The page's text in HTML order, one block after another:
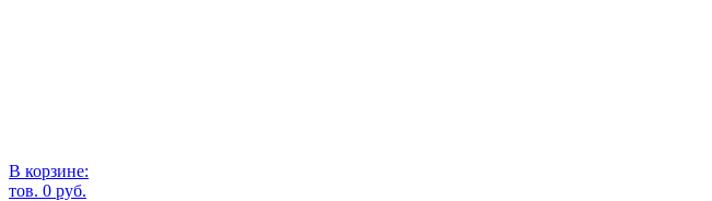
В корзине:
тов. 0 руб.